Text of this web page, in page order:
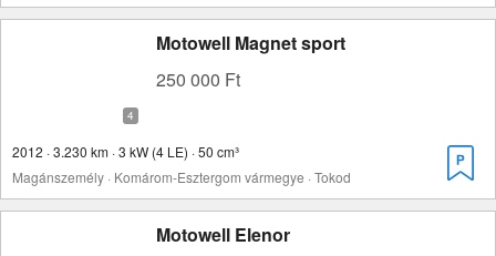
Motowell Magnet sport
250 000 Ft
2012 · 3.230 km · 3 kW (4 LE) · 50 cm³
Magánszemély · Komárom-Esztergom vármegye · Tokod
Motowell Elenor